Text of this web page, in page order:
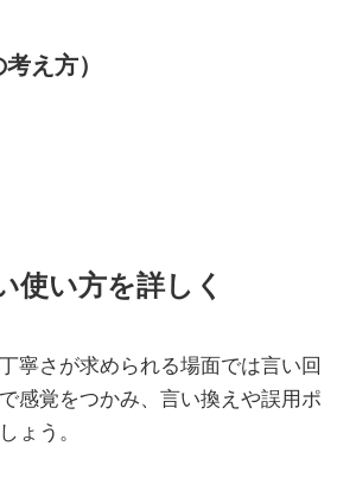
え方）
使い方を詳しく
寧さが求められる場面では言い回
感覚をつかみ、言い換えや誤用ポ
ょう。